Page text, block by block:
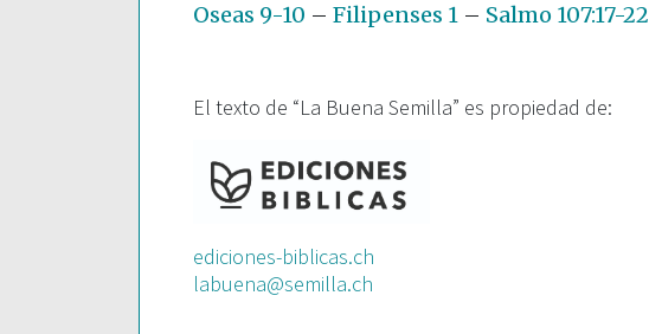
Oseas 9-10 – Filipenses 1 – Salmo 107:17-22
El texto de “La Buena Semilla” es propiedad de:
ediciones-biblicas.ch
labuena@semilla.ch